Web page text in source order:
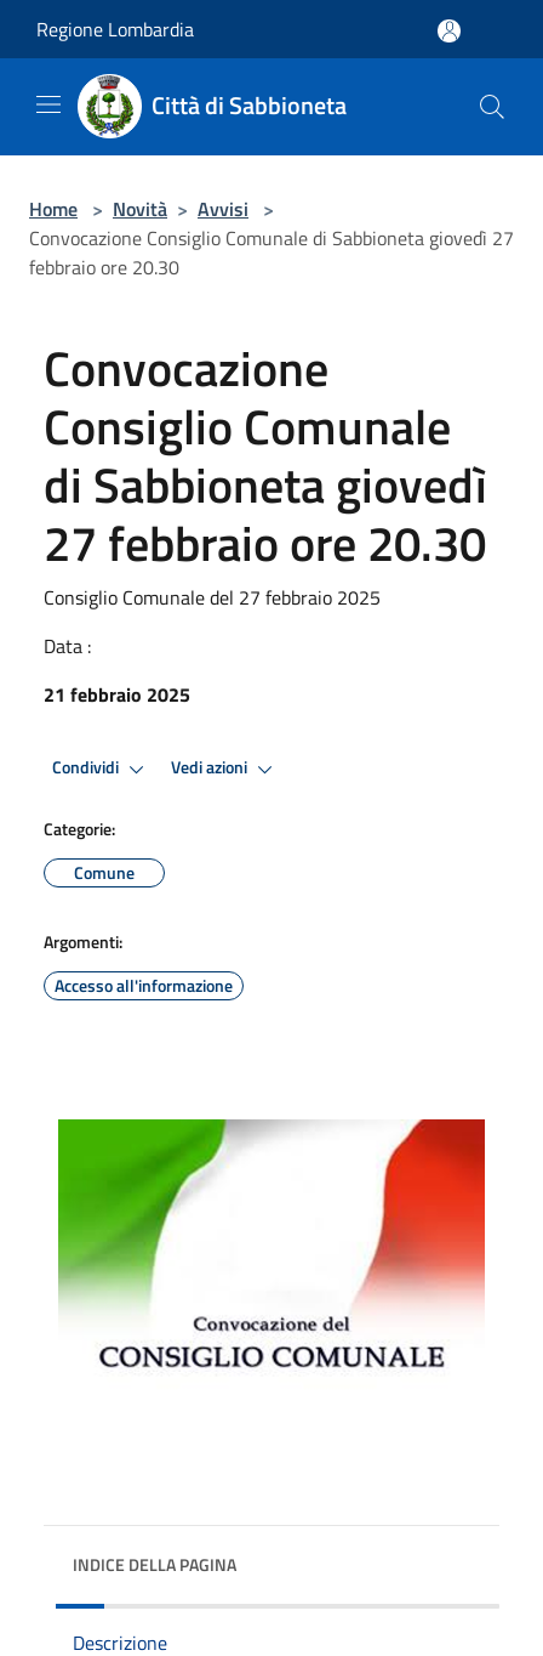
Regione Lombardia
Città di Sabbioneta
Home > Novità > Avvisi >
Convocazione Consiglio Comunale di Sabbioneta giovedì 27
febbraio ore 20.30
Convocazione
Consiglio Comunale
di Sabbioneta giovedì
27 febbraio ore 20.30
Consiglio Comunale del 27 febbraio 2025
Data :
21 febbraio 2025
Condividi Vedi azioni
Categorie:
Comune
Argomenti:
Accesso all'informazione
INDICE DELLA PAGINA
Descrizione